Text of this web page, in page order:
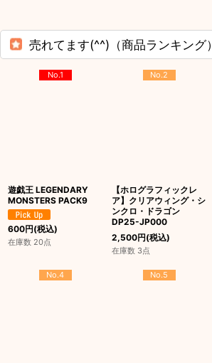
売れてます(^^)（商品ランキング）
No.1
遊戯王 LEGENDARY
MONSTERS PACK9
600円(税込)
在庫数 20点
No.2
【ホログラフィックレ
ア】クリアウィング・シ
ンクロ・ドラゴン
DP25-JP000
2,500円(税込)
在庫数 3点
No.4 No.5